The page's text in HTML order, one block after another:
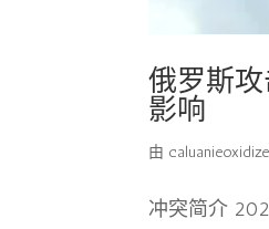
俄罗斯攻
影响
由
冲突简介